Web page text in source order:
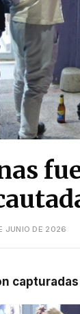
JUNIO DE 2026